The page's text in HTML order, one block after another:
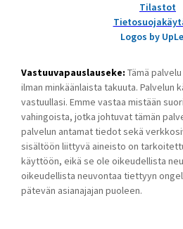
Tilastot
Logos by
Vastuuvapauslauseke: Tämä
ilman minkäänlaista takuuta. Palvelun
vastuullasi. Emme vastaa mistään
vahingoista, jotka johtuvat tämän
palvelun antamat tiedot sekä
sisältöön liittyvä aineisto on
käyttöön, eikä se ole oikeudellista
oikeudellista neuvontaa tiettyyn
pätevän asianajajan puoleen.